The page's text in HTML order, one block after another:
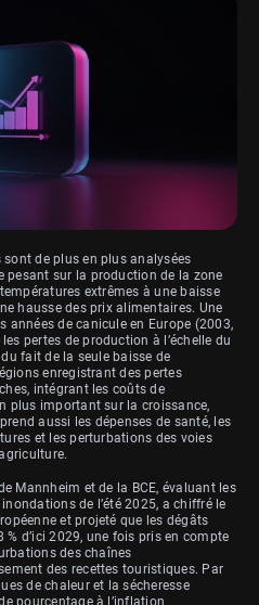
sont de plus en plus analysées
sur la production de la zone
extrêmes à une baisse
hausse des prix alimentaires. Une
années de canicule en Europe (2003,
pertes de production à l’échelle du
fait de la seule baisse de
enregistrant des pertes
intégrant les coûts de
plus important sur la croissance,
aussi les dépenses de santé, les
et les perturbations des voies
Mannheim et de la BCE, évaluant les
de l’été 2025, a chiffré le
et projeté que les dégâts
% d’ici 2029, une fois pris en compte
des chaînes
des recettes touristiques. Par
de chaleur et la sécheresse